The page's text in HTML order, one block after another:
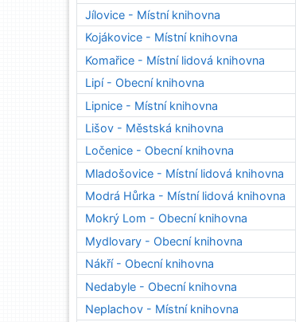
Jílovice - Místní knihovna
Kojákovice - Místní knihovna
Komařice - Místní lidová knihovna
Lipí - Obecní knihovna
Lipnice - Místní knihovna
Lišov - Městská knihovna
Ločenice - Obecní knihovna
Mladošovice - Místní lidová knihovna
Modrá Hůrka - Místní lidová knihovna
Mokrý Lom - Obecní knihovna
Mydlovary - Obecní knihovna
Nákří - Obecní knihovna
Nedabyle - Obecní knihovna
Neplachov - Místní knihovna